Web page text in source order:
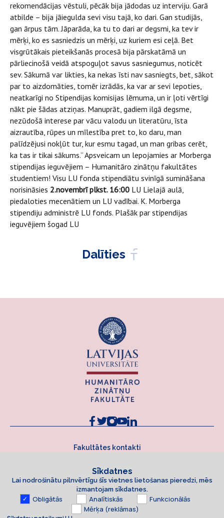
rekomendācijas vēstuli, pēcāk bija jādodas uz interviju. Garā
atbilde – bija jāiegulda sevi visu tajā, ko dari. Gan studijās,
gan ārpus tām. Jāparāda, ka tu to dari ar degsmi, ka tev ir
mērķi, ko es sasniedzis un mērķi, uz kuriem esi ceļā. Bet
visgrūtākais pieteikšanās procesā bija pārskatāmā un
pārliecinošā veidā atspoguļot savus sasniegumus, noticēt
sev. Sākumā var likties, ka nekas īsti nav sasniegts, bet, sākot
par to aizdomāties, tomēr izrādās, ka var ar sevi lepoties,
neatkarīgi no Stipendijas komisijas lēmuma, un ir ļoti vērtīgi
nākt pie šādas atziņas. Manuprāt, gadiem ilgā degsme,
nezūdošā interese par vācu valodu un literatūru, īsta
aizrautība, rūpes un mīlestība pret to, ko daru, man
palīdzējusi nokļūt tur, kur esmu tagad, un man gribas cerēt,
ka tas ir tikai sākums.” Apsveicam un lepojamies ar Morberga
stipendijas ieguvējiem – Humanitāro zinātņu fakultātes
studentiem! Visu LU fonda stipendiātu svinīgā sumināšana
norisināsies 2.novembrī plkst. 16:00 LU Lielajā aulā,
piedaloties mecenātiem un LU vadībai. K. Morberga
stipendiju administrē LU fonds. Plašāk par stipendijas
ieguvējiem šogad LU
Dalīties
Fakultātes kontakti
Sīkdatnes
Lai nodrošinātu pilnvērtīgu šīs vietnes lietošanas pieredzi, mēs
izmantojam sīkdatnes.
Obligātās Analītiskās
Funkcionālās
Mērķa (reklāmas)